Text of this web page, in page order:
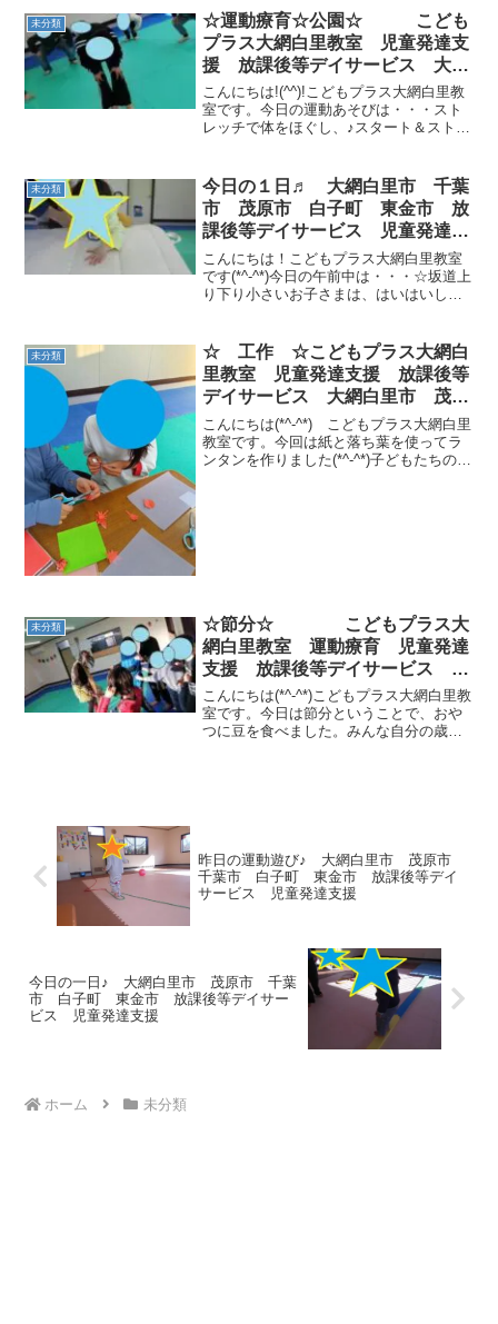
未分類
☆運動療育☆公園☆ こども
プラス大網白里教室 児童発達支
援 放課後等デイサービス 大網
白里市 茂原市 白子町 千葉
市 教室見学・体験
こんにちは!(^^)!こどもプラス大網白里教
室です。今日の運動あそびは・・・スト
レッチで体をほぐし、♪スタート＆ストッ
をよく聞いて歩く、止まる、スキップを
行いました。サー...
未分類
今日の１日♬ 大網白里市 千葉
市 茂原市 白子町 東金市 放
課後等デイサービス 児童発達支
援
こんにちは！こどもプラス大網白里教室
です(*^-^*)今日の午前中は・・・☆坂道上
り下り小さいお子さまは、はいはいして
ゆりかご☆リンゴぶら下がり☆跳び箱パ
ワー...
未分類
☆ 工作 ☆こどもプラス大網白
里教室 児童発達支援 放課後等
デイサービス 大網白里市 茂原
市 白子町
こんにちは(*^-^*) こどもプラス大網白里
教室です。今回は紙と落ち葉を使ってラ
ンタンを作りました(*^-^*)子どもたちの様
未分類
☆節分☆ こどもプラス大
網白里教室 運動療育 児童発達
支援 放課後等デイサービス 大
網白里市 千葉市 茂原市 教室
見学・体験
こんにちは(*^-^*)こどもプラス大網白里教
室です。今日は節分ということで、おや
つに豆を食べました。みんな自分の歳を
昨日の運動遊び♪ 大網白里市 茂原市
千葉市 白子町 東金市 放課後等デイ
サービス 児童発達支援
今日の一日♪ 大網白里市 茂原市 千葉
市 白子町 東金市 放課後等デイサー
ビス 児童発達支援
ホーム 未分類